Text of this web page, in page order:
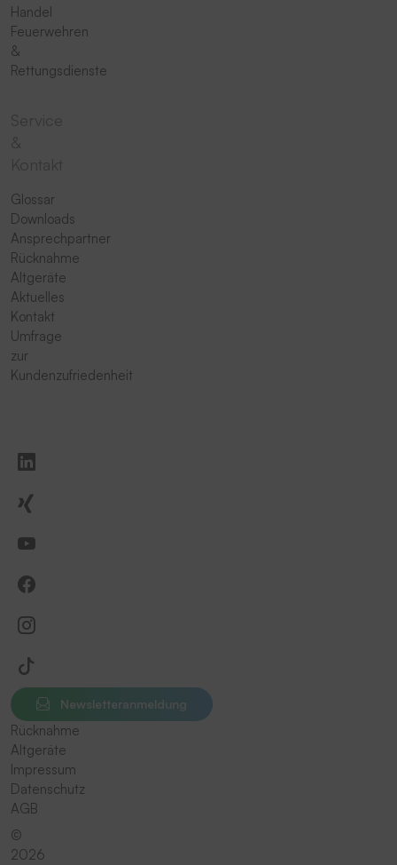
Handel
Feuerwehren
&
Rettungsdienste
Glossar
Downloads
Ansprechpartner
Rücknahme
Altgeräte
Aktuelles
Kontakt
Umfrage
zur
Kundenzufriedenheit
Newsletteranmeldung
Rücknahme
Altgeräte
Impressum
Datenschutz
AGB
©
2026